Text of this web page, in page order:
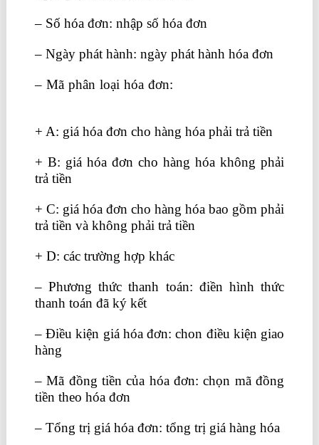
– Số hóa đơn: nhập số hóa đơn
– Ngày phát hành: ngày phát hành hóa đơn
– Mã phân loại hóa đơn:
+ A: giá hóa đơn cho hàng hóa phải trả tiền
+ B: giá hóa đơn cho hàng hóa không phải
trả tiền
+ C: giá hóa đơn cho hàng hóa bao gồm phải
trả tiền và không phải trả tiền
+ D: các trường hợp khác
– Phương thức thanh toán: điền hình thức
thanh toán đã ký kết
– Điều kiện giá hóa đơn: chon điều kiện giao
hàng
– Mã đồng tiền của hóa đơn: chọn mã đồng
tiền theo hóa đơn
– Tổng trị giá hóa đơn: tổng trị giá hàng hóa